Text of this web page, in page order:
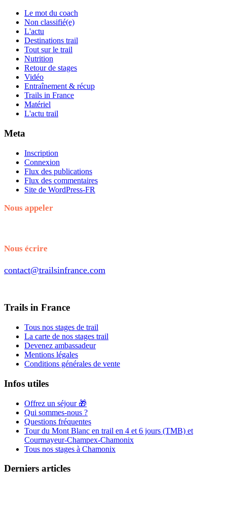
Le mot du coach
Non classifié(e)
L'actu
Destinations trail
Tout sur le trail
Nutrition
Retour de stages
Vidéo
Entraînement & récup
Trails in France
Matériel
L'actu trail
Meta
Inscription
Connexion
Flux des publications
Flux des commentaires
Site de WordPress-FR
Nous appeler
Nous écrire
contact@trailsinfrance.com
Trails in France
Tous nos stages de trail
La carte de nos stages trail
Devenez ambassadeur
Mentions légales
Conditions générales de vente
Infos utiles
Offrez un séjour 🎁
Qui sommes-nous ?
Questions fréquentes
Tour du Mont Blanc en trail en 4 et 6 jours (TMB) et
Courmayeur-Champex-Chamonix
Tous nos stages à Chamonix
Derniers articles